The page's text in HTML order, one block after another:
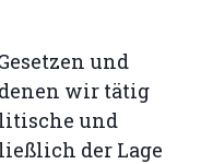
und
wir tätig
und
der Lage